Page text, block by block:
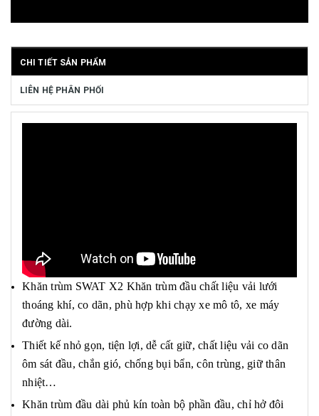
CHI TIẾT SẢN PHẨM
LIÊN HỆ PHÂN PHỐI
Khăn trùm SWAT X2 Khăn trùm đầu chất liệu vải lưới
thoáng khí, co dãn, phù hợp khi chạy xe mô tô, xe máy
đường dài.
Thiết kế nhỏ gọn, tiện lợi, dễ cất giữ, chất liệu vải co dãn
ôm sát đầu, chắn gió, chống bụi bẩn, côn trùng, giữ thân
nhiệt…
Khăn trùm đầu dài phủ kín toàn bộ phần đầu, chỉ hở đôi